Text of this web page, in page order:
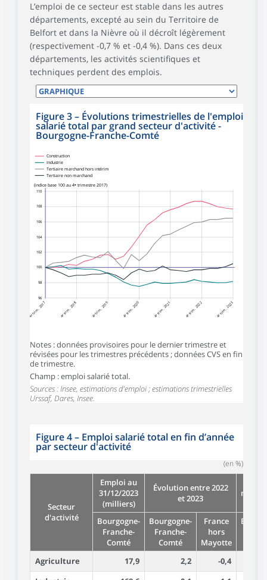
L’emploi de ce secteur est stable dans les autres
départements, excepté au sein du Territoire de
Belfort et dans la Nièvre où il décroît légèrement
(respectivement -0,7 % et -0,4 %). Dans ces deux
départements, les activités scientifiques et
techniques perdent des emplois.
Figure 3– Évolutions trimestrielles de l'emploi
salarié total par grand secteur d'activité -
Bourgogne-Franche-Comté
100
102
104
106
108
110
98
96
(indice base 100 au 4ᵉ trimestre 2017)
4ᵉ trim. 2017 4ᵉ trim. 2018 4ᵉ trim. 2019 4ᵉ trim. 2020 4ᵉ trim. 2021 4ᵉ trim. 2022 4ᵉ trim. 2023
Construction
Industrie
Tertiaire marchand hors intérim
Tertiaire non marchand
Notes : données provisoires pour le dernier trimestre et
révisées pour les trimestres précédents ; données CVS en fin
de trimestre.
Champ : emploi salarié total.
Sources : Insee, estimations d'emploi ; estimations trimestrielles
Urssaf, Dares, Insee.
Figure 4– Emploi salarié total en fin d’année
par secteur d'activité
(en %)
Secteur
d'activité
Emploi au
31/12/2023
(milliers)
Évolution entre 2022
et 2023
Bourgogne-
Franche-
Comté
Bourgogne-
Franche-
Comté
France
hors
Mayotte
Agriculture
17,9 2,2
-0,4